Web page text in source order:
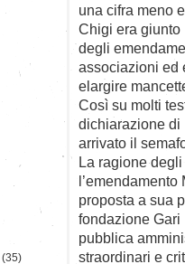
una cifra meno
Chigi era giunto
degli
associazioni ed
elargire
Così su molti
dichiarazione di
arrivato il
La ragione
l’emendamento
proposta a sua
fondazione
pubblica
straordinari e
(35)